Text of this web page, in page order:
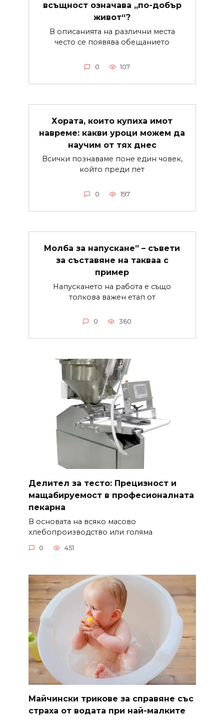
всъщност означава „по-добър
живот“?
В описанията на различни места
често се появява обещанието
0 107
Хората, които купиха имот
навреме: какви уроци можем да
научим от тях днес
Всички познаваме поне един човек,
който преди пет
0 197
Молба за напускане” – съвети
за съставяне на такваа с
пример
Напускането на работа е също
толкова важен етап от
0 360
Делител за тесто: Прецизност и
мащабируемост в професионалната
пекарна
В основата на всяко масово
хлебопроизводство или голяма
0 451
Майчински трикове за справяне със
страха от водата при най-малките